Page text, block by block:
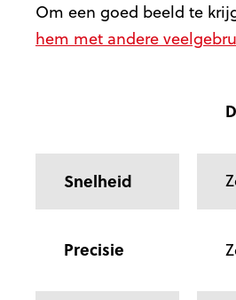
Om een goed beeld te
hem met andere
Snelheid
Precisie